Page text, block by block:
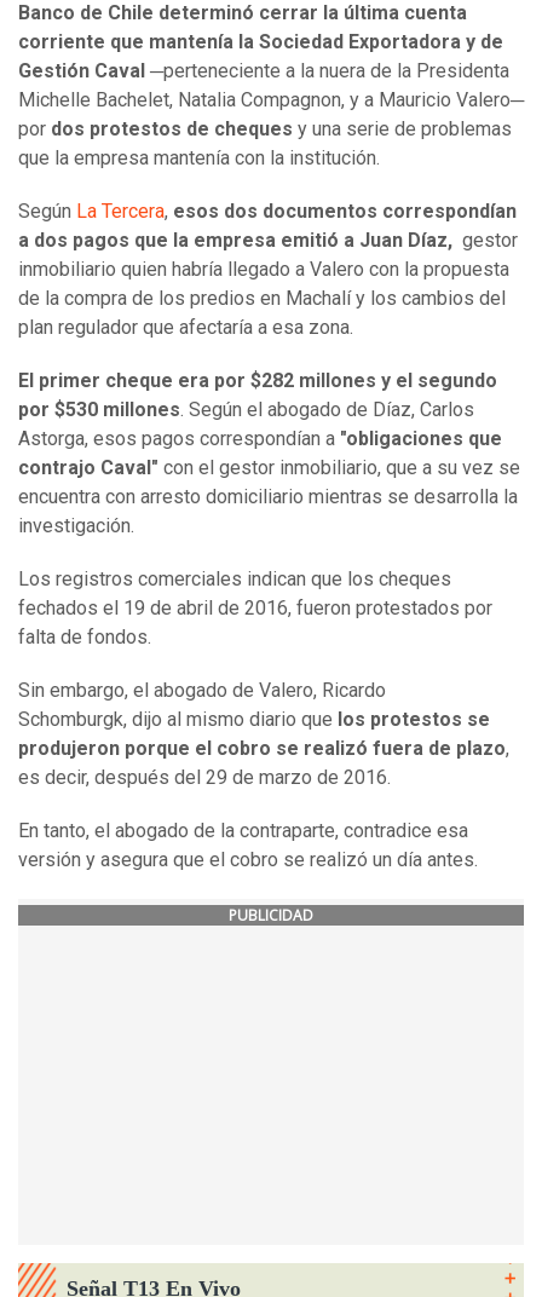
Banco de Chile determinó cerrar la última cuenta
corriente que mantenía la Sociedad Exportadora y de
Gestión Caval ─perteneciente a la nuera de la Presidenta
Michelle Bachelet, Natalia Compagnon, y a Mauricio Valero─
por dos protestos de cheques y una serie de problemas
que la empresa mantenía con la institución.
Según La Tercera, esos dos documentos correspondían
a dos pagos que la empresa emitió a Juan Díaz, gestor
inmobiliario quien habría llegado a Valero con la propuesta
de la compra de los predios en Machalí y los cambios del
plan regulador que afectaría a esa zona.
El primer cheque era por $282 millones y el segundo
por $530 millones. Según el abogado de Díaz, Carlos
Astorga, esos pagos correspondían a "obligaciones que
contrajo Caval" con el gestor inmobiliario, que a su vez se
encuentra con arresto domiciliario mientras se desarrolla la
investigación.
Los registros comerciales indican que los cheques
fechados el 19 de abril de 2016, fueron protestados por
falta de fondos.
Sin embargo, el abogado de Valero, Ricardo
Schomburgk, dijo al mismo diario que los protestos se
produjeron porque el cobro se realizó fuera de plazo,
es decir, después del 29 de marzo de 2016.
En tanto, el abogado de la contraparte, contradice esa
versión y asegura que el cobro se realizó un día antes.
PUBLICIDAD
Señal T13 En Vivo